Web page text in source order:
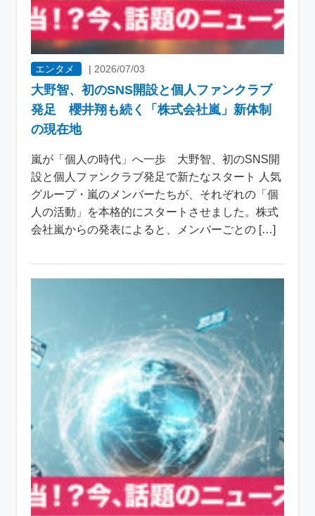
エンタメ | 2026/07/03
大野智、初のSNS開設と個人ファンクラブ
発足 櫻井翔も続く「株式会社嵐」新体制
の現在地
嵐が「個人の時代」へ一歩 大野智、初のSNS開
設と個人ファンクラブ発足で新たなスタート 人気
グループ・嵐のメンバーたちが、それぞれの「個
人の活動」を本格的にスタートさせました。株式
会社嵐からの発表によると、メンバーごとの […]